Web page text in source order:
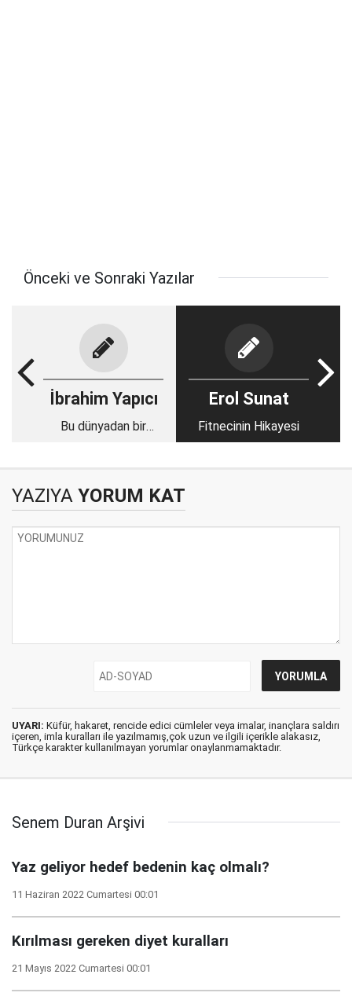
Önceki ve Sonraki Yazılar
İbrahim Yapıcı
Bu dünyadan bir
Erol Sunat
Fitnecinin Hikayesi
YAZIYA YORUM KAT
UYARI: Küfür, hakaret, rencide edici cümleler veya imalar, inançlara saldırı
içeren, imla kuralları ile yazılmamış,çok uzun ve ilgili içerikle alakasız,
Türkçe karakter kullanılmayan yorumlar onaylanmamaktadır.
Senem Duran Arşivi
Yaz geliyor hedef bedenin kaç olmalı?
11 Haziran 2022 Cumartesi 00:01
Kırılması gereken diyet kuralları
21 Mayıs 2022 Cumartesi 00:01